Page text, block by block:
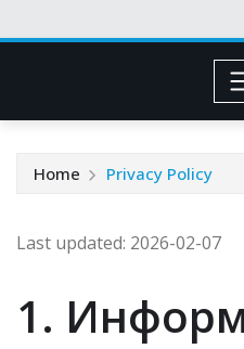
Home Privacy Policy
Last updated: 2026-02-07
1.